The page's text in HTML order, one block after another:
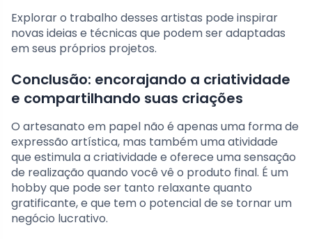
Explorar o trabalho desses artistas pode inspirar
novas ideias e técnicas que podem ser adaptadas
em seus próprios projetos.
Conclusão: encorajando a criatividade
e compartilhando suas criações
O artesanato em papel não é apenas uma forma de
expressão artística, mas também uma atividade
que estimula a criatividade e oferece uma sensação
de realização quando você vê o produto final. É um
hobby que pode ser tanto relaxante quanto
gratificante, e que tem o potencial de se tornar um
negócio lucrativo.